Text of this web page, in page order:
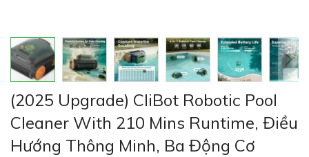
đến
phần
của
(2025 Upgrade) CliBot Robotic Pool
Cleaner With 210 Mins Runtime, Điều
Hướng Thông Minh, Ba Động Cơ